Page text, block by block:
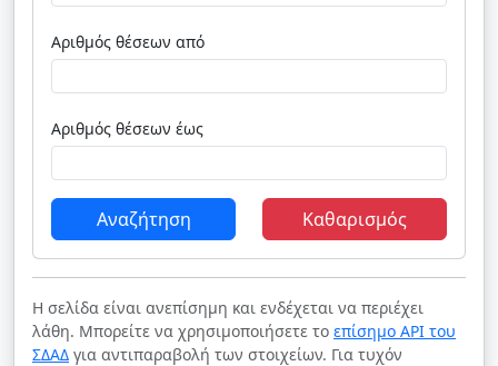
Αριθμός θέσεων από
Αριθμός θέσεων έως
Αναζήτηση Καθαρισμός
Η σελίδα είναι ανεπίσημη και ενδέχεται να περιέχει
λάθη. Μπορείτε να χρησιμοποιήσετε το επίσημο API του
ΣΔΑΔ για αντιπαραβολή των στοιχείων. Για τυχόν